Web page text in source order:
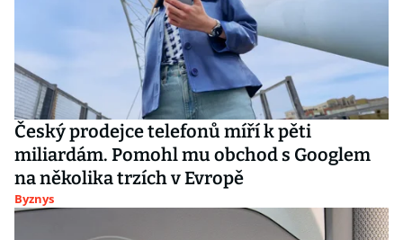
Český prodejce telefonů míří k pěti
miliardám. Pomohl mu obchod s Googlem
na několika trzích v Evropě
Byznys